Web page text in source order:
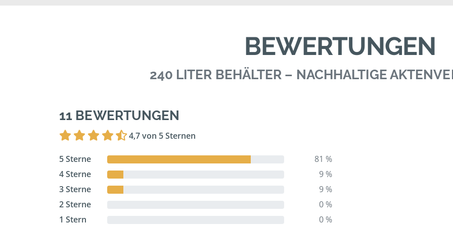
BEWERTUNGEN
240 LITER BEHÄLTER – NACHHALTIGE
11 BEWERTUNGEN
4,7 von 5 Sternen
5 Sterne
81 %
4 Sterne
9 %
3 Sterne
9 %
2 Sterne
0 %
1 Stern
0 %